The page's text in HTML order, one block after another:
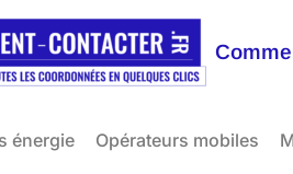
énergie Opérateurs mobiles